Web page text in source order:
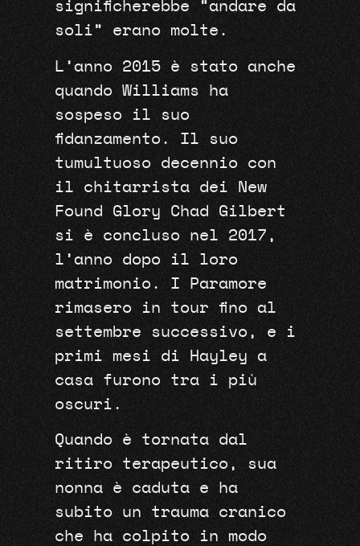
significherebbe “andare da
soli” erano molte.
L’anno 2015 è stato anche
quando Williams ha
sospeso il suo
fidanzamento. Il suo
tumultuoso decennio con
il chitarrista dei New
Found Glory Chad Gilbert
si è concluso nel 2017,
l’anno dopo il loro
matrimonio. I Paramore
rimasero in tour fino al
settembre successivo, e i
primi mesi di Hayley a
casa furono tra i più
oscuri.
Quando è tornata dal
ritiro terapeutico, sua
nonna è caduta e ha
subito un trauma cranico
che ha colpito in modo